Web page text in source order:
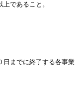
であること。
までに終了する各事業